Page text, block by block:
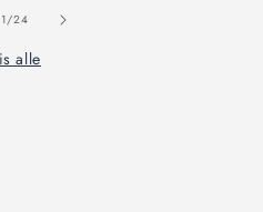
1/av
24
alle